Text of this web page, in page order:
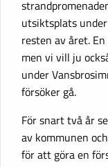
utsiktsplats
resten av året.
men vi vill ju
under
försöker gå.
För snart två år
av kommunen
för att göra en